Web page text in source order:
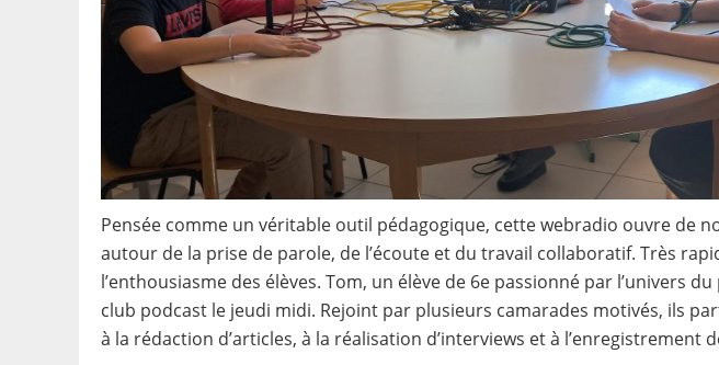
Pensée comme un véritable outil pédagogique, cette webradio ouvre de
autour de la prise de parole, de l’écoute et du travail collaboratif. Très
l’enthousiasme des élèves. Tom, un élève de 6e passionné par l’univers
club podcast le jeudi midi. Rejoint par plusieurs camarades motivés, ils
à la rédaction d’articles, à la réalisation d’interviews et à l’enregistrement